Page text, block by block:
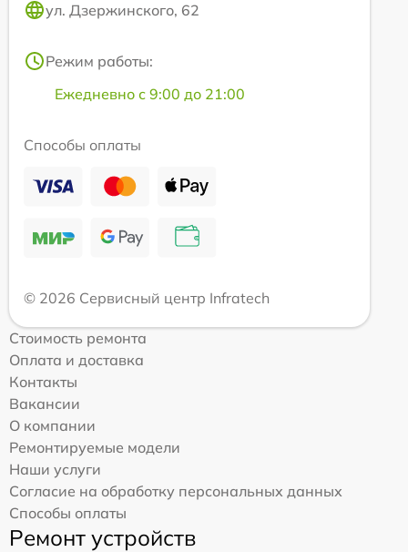
ул. Дзержинского, 62
Режим работы:
Ежедневно с 9:00 до 21:00
Способы оплаты
© 2026 Сервисный центр Infratech
Стоимость ремонта
Оплата и доставка
Контакты
Вакансии
О компании
Ремонтируемые модели
Наши услуги
Согласие на обработку персональных данных
Способы оплаты
Ремонт устройств